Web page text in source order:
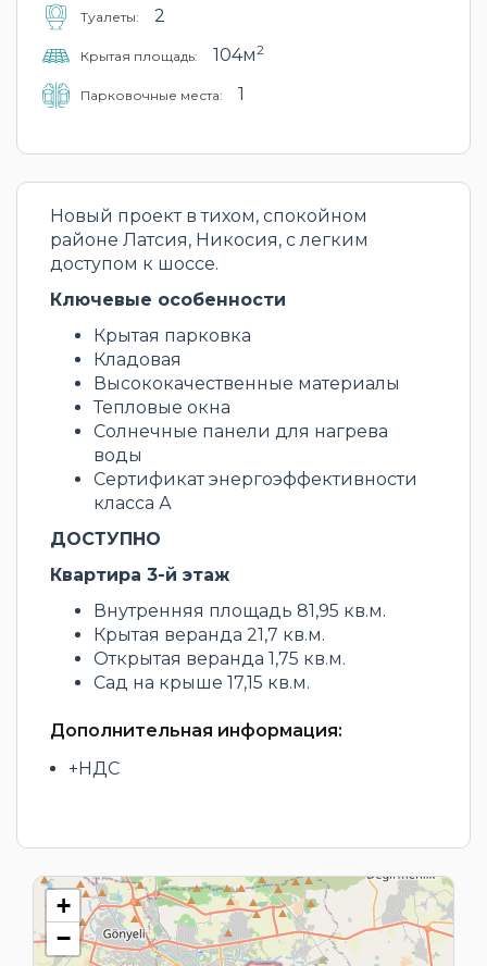
Туалеты: 2
Крытая площадь: 104м2
Парковочные места: 1
Новый проект в тихом, спокойном
районе Латсия, Никосия, с легким
доступом к шоссе.
Ключевые особенности
Крытая парковка
Кладовая
Высококачественные материалы
Тепловые окна
Солнечные панели для нагрева
воды
Сертификат энергоэффективности
класса А
ДОСТУПНО
Квартира 3-й этаж
Внутренняя площадь 81,95 кв.м.
Крытая веранда 21,7 кв.м.
Открытая веранда 1,75 кв.м.
Сад на крыше 17,15 кв.м.
Дополнительная информация:
+НДС
+
−